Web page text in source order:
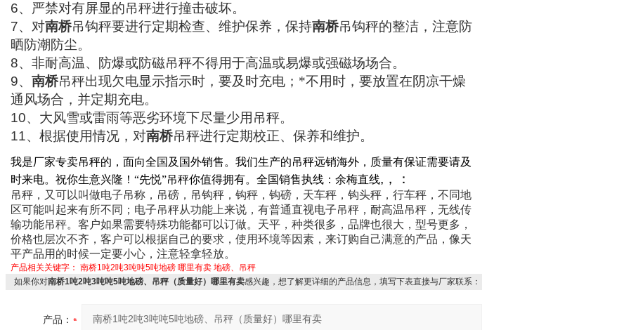
6、严禁对有屏显的吊秤进行撞击破坏。
7、对南桥吊钩秤要进行定期检查、维护保养，保持南桥吊钩秤的整洁，注意防
晒防潮防尘。
8、非耐高温、防爆或防磁吊秤不得用于高温或易爆或强磁场场合。
9、 南桥吊秤出现欠电显示指示时，要及时充电；*不用时，要放置在阴凉干燥
通风场合，并定期充电。
10、大风雪或雷雨等恶劣环境下尽量少用吊秤。
11、根据使用情况，对南桥吊秤进行定期校正、保养和维护。
我是厂家专卖吊秤的，面向全国及国外销售。我们生产的吊秤远销海外，质量有保证需要请及
时来电。祝你生意兴隆！“先悦”吊秤你值得拥有。全国销售执线：余梅直线, ， ：
吊秤，又可以叫做电子吊称，吊磅，吊钩秤，钩秤，钩磅，天车秤，钩头秤，行车秤，不同地
区可能叫起来有所不同；电子吊秤从功能上来说，有普通直视电子吊秤，耐高温吊秤，无线传
输功能吊秤。客户如果需要特殊功能都可以订做。天平，种类很多，品牌也很大，型号更多，
价格也层次不齐，客户可以根据自己的要求，使用环境等因素，来订购自己满意的产品，像天
平产品用的时候一定要小心，注意轻拿轻放。
产品相关关键字： 南桥1吨2吨3吨吨5吨地磅 哪里有卖 地磅、吊秤
如果你对南桥1吨2吨3吨吨5吨地磅、吊秤（质量好）哪里有卖感兴趣，想了解更详细的产品信息，填写下表直接与厂家联系：
产品：